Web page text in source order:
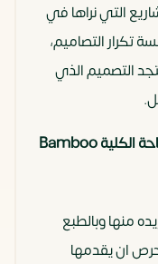
التي نراها في
تكرار التصاميم،
هيلز 6 أكتوبر ستجد التصميم الذي
80% مساحة خضراء من إجمالي المساحة الكلية Bamboo
منها وبالطبع
حرص ان يقدمها